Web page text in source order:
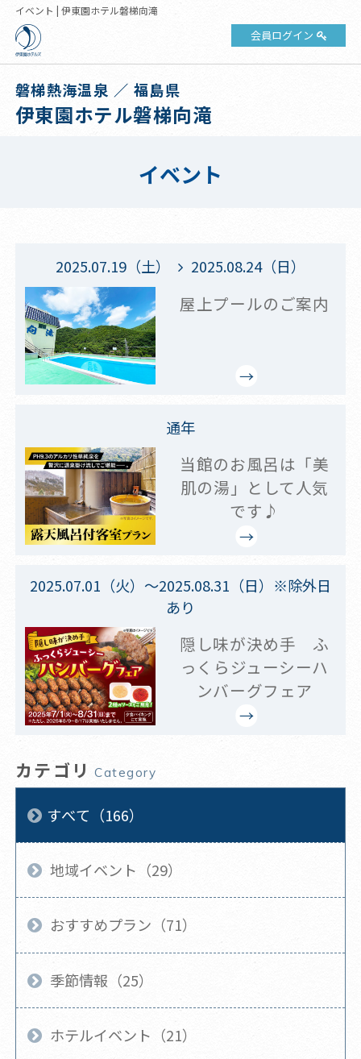
イベント | 伊東園ホテル磐梯向滝
会員ログイン
磐梯熱海温泉 ／ 福島県
伊東園ホテル磐梯向滝
イベント
2025.07.19（土） 2025.08.24（日）
屋上プールのご案内
通年
当館のお風呂は「美
肌の湯」として人気
です♪
2025.07.01（火）～2025.08.31（日）※除外日
あり
隠し味が決め手 ふ
っくらジューシーハ
ンバーグフェア
カテゴリ Category
すべて（166）
地域イベント（29）
おすすめプラン（71）
季節情報（25）
ホテルイベント（21）